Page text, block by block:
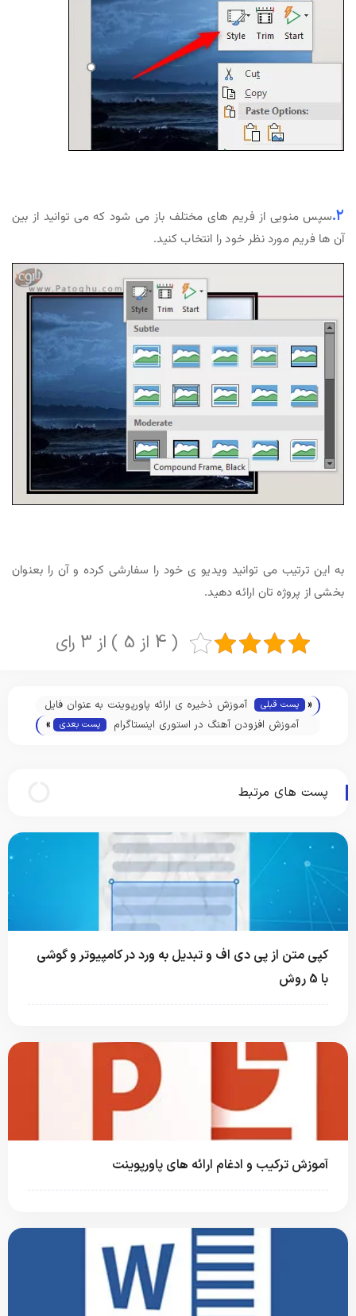
۲. سپس منویی از فریم های مختلف باز می شود که می توانید از بین
آن ها فریم مورد نظر خود را انتخاب کنید.
به این ترتیب می توانید ویدیو ی خود را سفارشی کرده و آن را بعنوان
بخشی از پروژه تان ارائه دهید.
( 4 از 5 ) از 3 رای
« پست قبلی
آموزش ذخیره ی ارائه پاورپوینت به عنوان فایل
پی دی اف
آموزش افزودن آهنگ در استوری اینستاگرام پست بعدی »
پست های مرتبط
کپی متن از پی دی اف و تبدیل به ورد در کامپیوتر و گوشی
با 5 روش
آموزش ترکیب و ادغام ارائه های پاورپوینت